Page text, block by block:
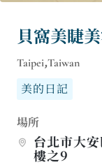
貝窩美睫
Taipei,Taiwan
美的日記
場所
台北市大
樓之9